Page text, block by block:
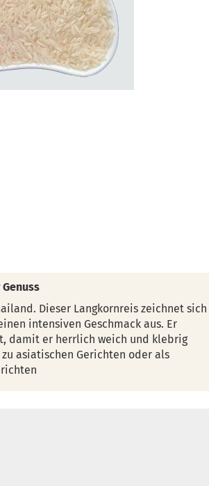
Dieser Langkornreis zeichnet sich
intensiven Geschmack aus. Er
damit er herrlich weich und klebrig
asiatischen Gerichten oder als